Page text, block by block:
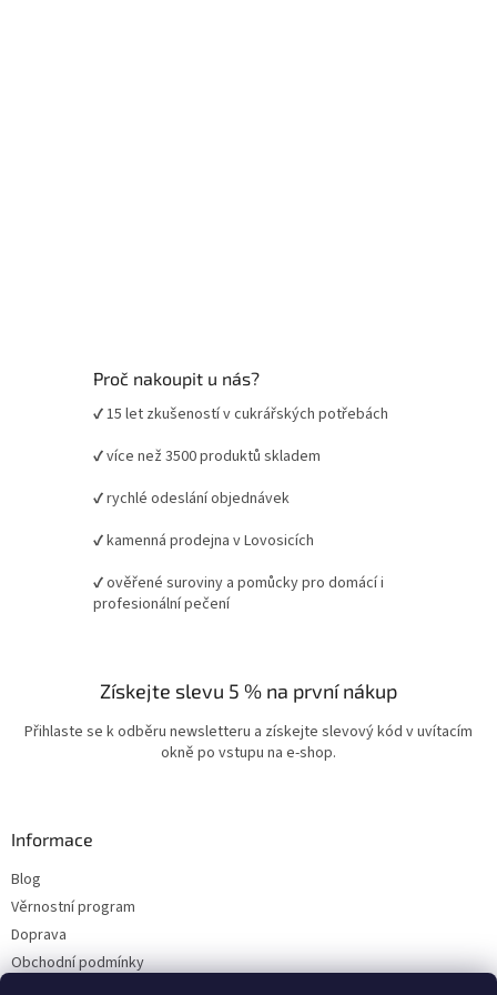
Proč nakoupit u nás?
✔ 15 let zkušeností v cukrářských potřebách
✔ více než 3500 produktů skladem
✔ rychlé odeslání objednávek
✔ kamenná prodejna v Lovosicích
✔ ověřené suroviny a pomůcky pro domácí i
profesionální pečení
Získejte slevu 5 % na první nákup
Přihlaste se k odběru newsletteru a získejte slevový kód v uvítacím
okně po vstupu na e-shop.
Informace
Blog
Věrnostní program
Doprava
Obchodní podmínky